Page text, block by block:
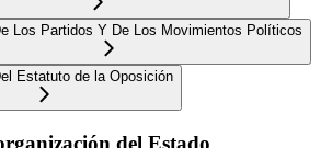
Los Partidos Y De Los Movimientos Políticos
Estatuto de la Oposición
del Estado